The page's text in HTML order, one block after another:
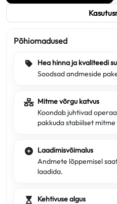
Põhiomadused
Hea hinna ja kvaliteedi
Soodsad andmeside
Mitme võrgu katvus
Koondab juhtivad
pakkuda stabiilset
Laadimisvõimalus
Andmete lõppemisel
laadida.
Kehtivuse algus